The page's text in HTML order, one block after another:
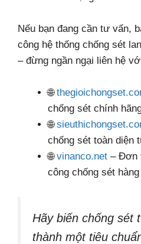
Nếu bạn đang cần tư vấn,
công hệ thống chống sét
– đừng ngần ngại liên hệ
🌐
chống sét chính
🌐
chống sét toàn diện
🌐vinanco.net – Đơn
công chống sét
Hãy biến chống sét
thành một tiêu